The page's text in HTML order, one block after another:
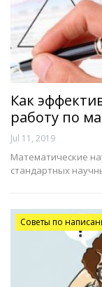
Как
работу по
Jul 11, 2019
Математические
стандартных
Советы по